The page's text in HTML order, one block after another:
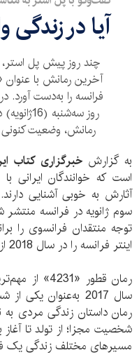
آیا در
چند روز پیش پل استر،
فرانسه را به‌دست آورد.
روز
رمانش، وضعیت
به گزارشخبرگزاری کتاب
است که خوانندگان ایرانی
سوم ژانویه در فرانسه
توجه منتقدان فرانسوی را
اینتر فرانسه را در سال 2018 از آن خود کند.
رمان قطور
سال 2017 به‌عنوان
رمان داستان زندگی مردی
شخصیت مجزا؛ از تولد تا
مسیرهای مختلف زندگی یک